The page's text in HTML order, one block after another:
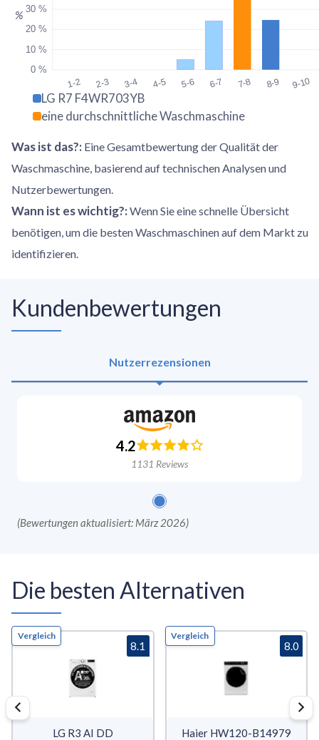
1-2 2-3 3-4 4-5 5-6 6-7 7-8 8-9 9-10
0 %
10 %
20 %
30 %
%
LG R7 F4WR703YB
eine durchschnittliche Waschmaschine
Was ist das?: Eine Gesamtbewertung der Qualität der
Waschmaschine, basierend auf technischen Analysen und
Nutzerbewertungen.
Wann ist es wichtig?: Wenn Sie eine schnelle Übersicht
benötigen, um die besten Waschmaschinen auf dem Markt zu
identifizieren.
Kundenbewertungen
Nutzerrezensionen
4.2
1131 Reviews
(Bewertungen aktualisiert: März 2026)
Die besten Alternativen
Vergleich
LG R3 AI DD
8.1
Vergleich
Haier HW120-B14979
8.0